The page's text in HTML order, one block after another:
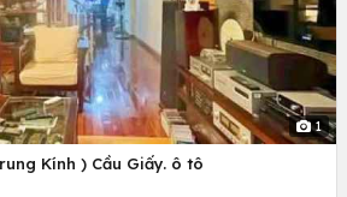
1
Kính ) Cầu Giấy. ô tô